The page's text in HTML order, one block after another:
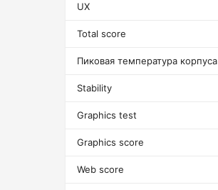
UX
Total score
Пиковая температура корпуса
Stability
Graphics test
Graphics score
Web score